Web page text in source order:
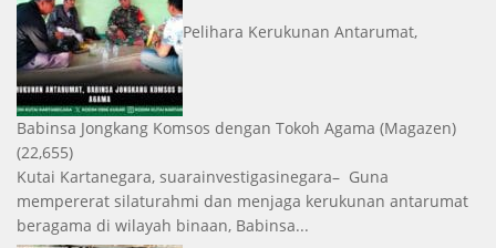
Pelihara Kerukunan Antarumat,
Babinsa Jongkang Komsos dengan Tokoh Agama (Magazen)
(22,655)
Kutai Kartanegara, suarainvestigasinegara– Guna
mempererat silaturahmi dan menjaga kerukunan antarumat
beragama di wilayah binaan, Babinsa...